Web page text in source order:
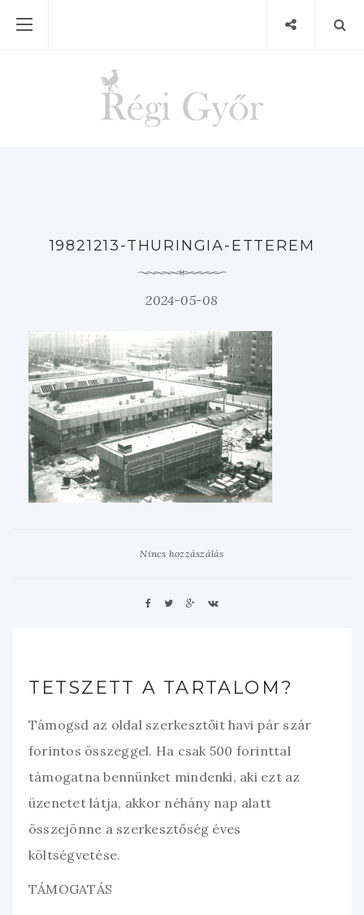
19821213-THURINGIA-ETTEREM
2024-05-08
Nincs hozzászálás
TETSZETT A TARTALOM?
Támogsd az oldal szerkesztőit havi pár szár
forintos összeggel. Ha csak 500 forinttal
támogatna bennünket mindenki, aki ezt az
üzenetet látja, akkor néhány nap alatt
összejönne a szerkesztőség éves
költségvetése.
TÁMOGATÁS